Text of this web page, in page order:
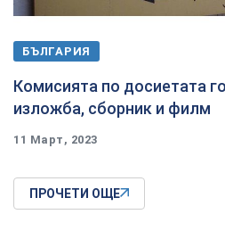
БЪЛГАРИЯ
Комисията по досиетата
изложба, сборник и филм
11 Март, 2023
ПРОЧЕТИ ОЩЕ